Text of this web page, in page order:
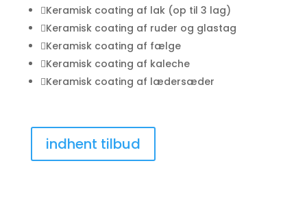
Keramisk coating af lak (op til 3 lag)
Keramisk coating af ruder og glastag
Keramisk coating af fælge
Keramisk coating af kaleche
Keramisk coating af lædersæder
indhent tilbud